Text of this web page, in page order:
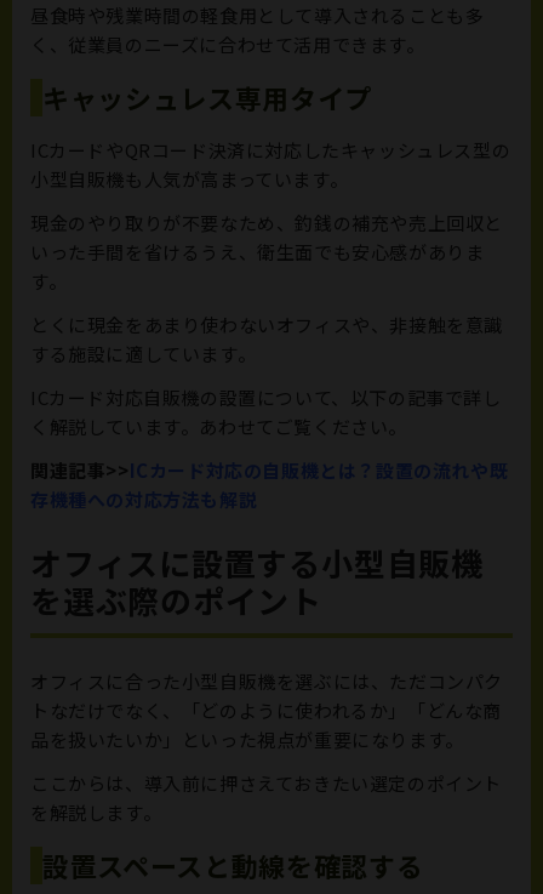
昼食時や残業時間の軽食用として導入されることも多
く、従業員のニーズに合わせて活用できます。
キャッシュレス専用タイプ
ICカードやQRコード決済に対応したキャッシュレス型の
小型自販機も人気が高まっています。
現金のやり取りが不要なため、釣銭の補充や売上回収と
いった手間を省けるうえ、衛生面でも安心感がありま
す。
とくに現金をあまり使わないオフィスや、非接触を意識
する施設に適しています。
ICカード対応自販機の設置について、以下の記事で詳し
く解説しています。あわせてご覧ください。
関連記事>>ICカード対応の自販機とは？設置の流れや既
存機種への対応方法も解説
オフィスに設置する小型自販機
を選ぶ際のポイント
オフィスに合った小型自販機を選ぶには、ただコンパク
トなだけでなく、「どのように使われるか」「どんな商
品を扱いたいか」といった視点が重要になります。
ここからは、導入前に押さえておきたい選定のポイント
を解説します。
設置スペースと動線を確認する